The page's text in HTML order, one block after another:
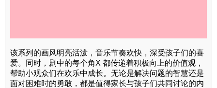
该系列的画风明亮活泼，音乐节奏欢快，深受孩子们的喜
爱。同时，剧中的每个角X 都传递着积极向上的价值观，
帮助小观众们在欢乐中成长。无论是解决问题的智慧还是
面对困难时的勇敢，都是值得家长与孩子们共同讨论的内